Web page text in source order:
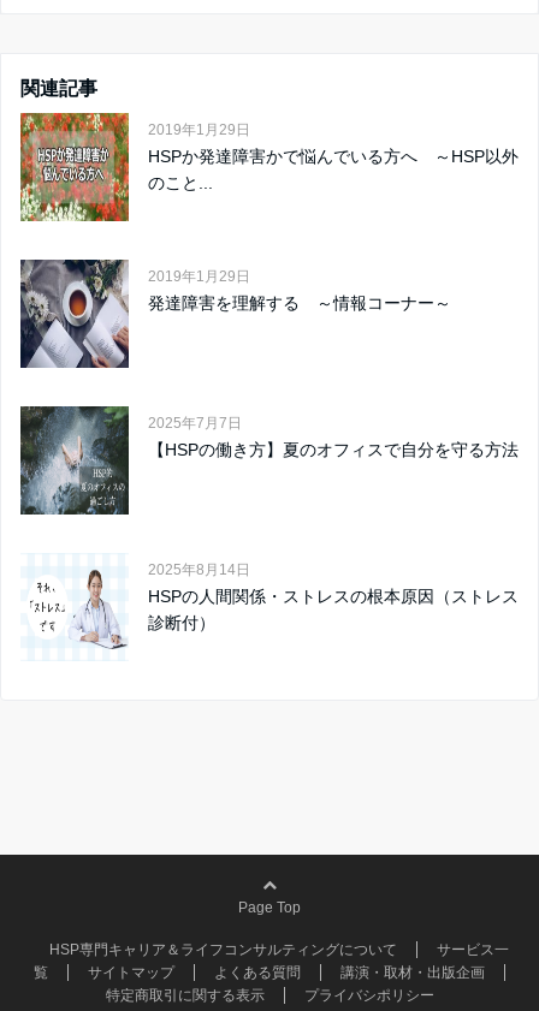
関連記事
2019年1月29日
HSPか発達障害かで悩んでいる方へ ～HSP以外
のこと...
2019年1月29日
発達障害を理解する ～情報コーナー～
2025年7月7日
【HSPの働き方】夏のオフィスで自分を守る方法
2025年8月14日
HSPの人間関係・ストレスの根本原因（ストレス
診断付）
Page Top
HSP専門キャリア＆ライフコンサルティングについて
サービス一
覧
サイトマップ よくある質問
講演・取材・出版企画
特定商取引に関する表示
プライバシポリシー